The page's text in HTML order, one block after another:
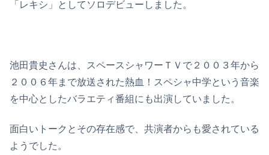
「レキシ」としてソロデビューしました。
池田貴史さんは、スペースシャワーＴＶで２００３年から
２００６年まで放送された熱血！スペシャ中学という音楽
を中心としたバラエティ番組にも出演していました。
面白いトークとその存在感で、共演者からも愛されている
ようでした。